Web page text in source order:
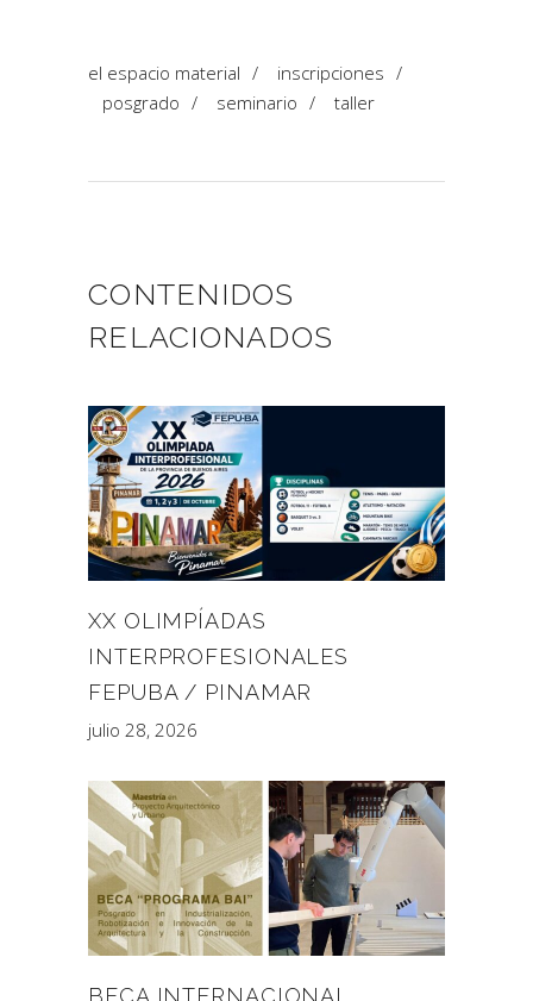
el espacio material / inscripciones /
posgrado / seminario / taller
CONTENIDOS
RELACIONADOS
XX OLIMPÍADAS
INTERPROFESIONALES
FEPUBA / PINAMAR
julio 28, 2026
BECA INTERNACIONAL